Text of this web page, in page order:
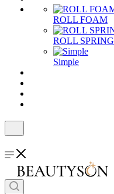
ROLL FOAM
ROLL SPRING
Simple